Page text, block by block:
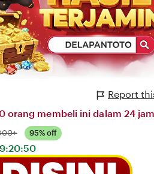
Report
orang membeli ini dalam 24
95% off